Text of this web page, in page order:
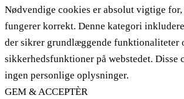
Nødvendige cookies er absolut vigtige for,
fungerer korrekt. Denne kategori
der sikrer grundlæggende funktionaliteter
sikkerhedsfunktioner på webstedet. Disse
ingen personlige oplysninger.
GEM & ACCEPTÈR